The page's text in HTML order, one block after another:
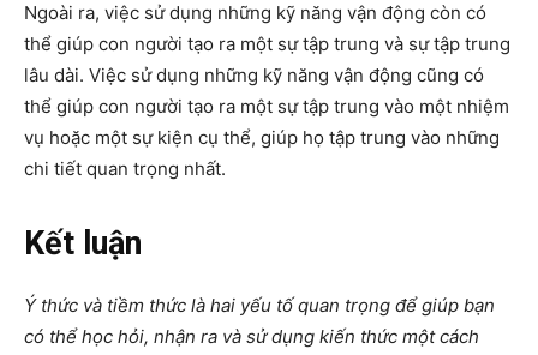
Ngoài ra, việc sử dụng những kỹ năng vận động còn có
thể giúp con người tạo ra một sự tập trung và sự tập trung
lâu dài. Việc sử dụng những kỹ năng vận động cũng có
thể giúp con người tạo ra một sự tập trung vào một nhiệm
vụ hoặc một sự kiện cụ thể, giúp họ tập trung vào những
chi tiết quan trọng nhất.
Kết luận
Ý thức và tiềm thức là hai yếu tố quan trọng để giúp bạn
có thể học hỏi, nhận ra và sử dụng kiến thức một cách